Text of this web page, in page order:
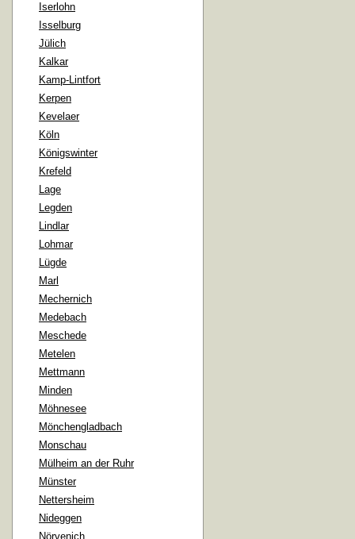
Iserlohn
Isselburg
Jülich
Kalkar
Kamp-Lintfort
Kerpen
Kevelaer
Köln
Königswinter
Krefeld
Lage
Legden
Lindlar
Lohmar
Lügde
Marl
Mechernich
Medebach
Meschede
Metelen
Mettmann
Minden
Möhnesee
Mönchengladbach
Monschau
Mülheim an der Ruhr
Münster
Nettersheim
Nideggen
Nörvenich